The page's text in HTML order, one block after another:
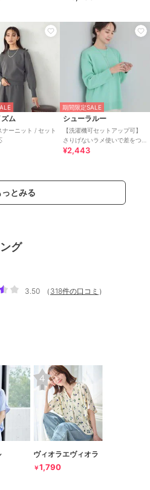
ム
ナーニット / セット
期間限定SALE
シューラルー
【洗濯機可セットアップ可】
さりげないラメ使いで差をつ
ける クルーネックニット
¥2,443
っとみる
グ
3.50
（ 318件の口コミ ）
ヴィオラエヴィオラ
￥1,790